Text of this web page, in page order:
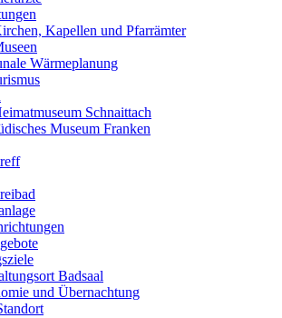
Kapellen und Pfarrämter
Wärmeplanung
Schnaittach
Museum Franken
Badsaal
und Übernachtung